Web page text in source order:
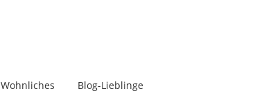
Wohnliches Blog-Lieblinge